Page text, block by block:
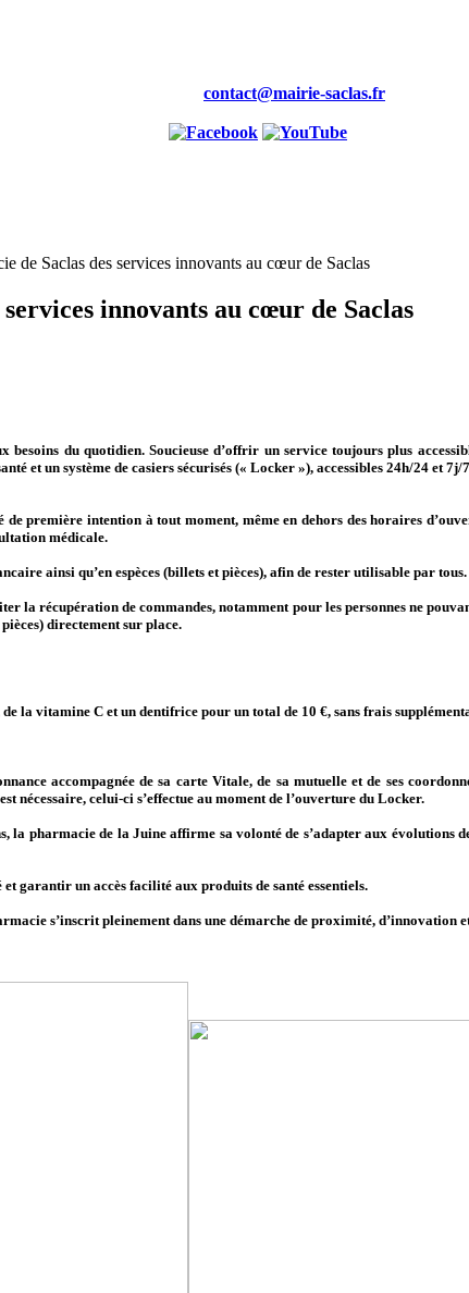
contact@mairie-saclas.fr
de Saclas des services innovants au cœur de Saclas
innovants au cœur de Saclas
du quotidien. Soucieuse d’offrir un service toujours plus
et un système de casiers sécurisés (« Locker »), accessibles 24h/24 et 7j/
première intention à tout moment, même en dehors des horaires
médicale.
ainsi qu’en espèces (billets et pièces), afin de rester utilisable par tous.
la récupération de commandes, notamment pour les personnes ne
directement sur place.
la vitamine C et un dentifrice pour un total de 10 €, sans frais
accompagnée de sa carte Vitale, de sa mutuelle et de ses
nécessaire, celui-ci s’effectue au moment de l’ouverture du Locker.
pharmacie de la Juine affirme sa volonté de s’adapter aux évolutions
garantir un accès facilité aux produits de santé essentiels.
s’inscrit pleinement dans une démarche de proximité, d’innovation